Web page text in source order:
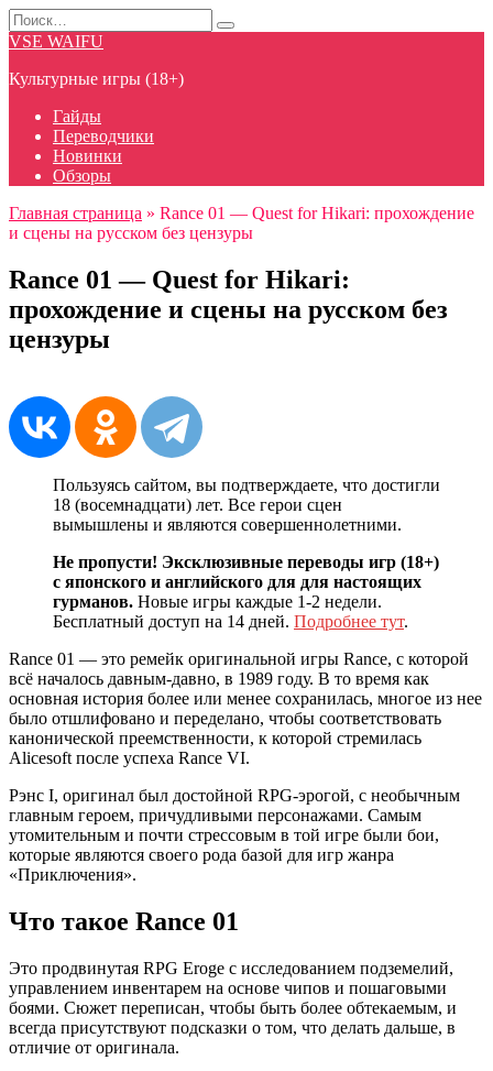
Перейти
к
Search
for:
VSE WAIFU
Культурные игры (18+)
Гайды
Переводчики
Новинки
Обзоры
Главная страница » Rance 01 — Quest for Hikari: прохождение
и сцены на русском без цензуры
Rance 01 — Quest for Hikari:
прохождение и сцены на русском без
цензуры
Пользуясь сайтом, вы подтверждаете, что достигли
18 (восемнадцати) лет. Все герои сцен
вымышлены и являются совершеннолетними.
Не пропусти! Эксклюзивные переводы игр (18+)
с японского и английского для для настоящих
гурманов. Новые игры каждые 1-2 недели.
Бесплатный доступ на 14 дней. Подробнее тут.
Rance 01 — это ремейк оригинальной игры Rance, с которой
всё началось давным-давно, в 1989 году. В то время как
основная история более или менее сохранилась, многое из нее
было отшлифовано и переделано, чтобы соответствовать
канонической преемственности, к которой стремилась
Alicesoft после успеха Rance VI.
Рэнс I, оригинал был достойной RPG-эрогой, с необычным
главным героем, причудливыми персонажами. Самым
утомительным и почти стрессовым в той игре были бои,
которые являются своего рода базой для игр жанра
«Приключения».
Что такое Rance 01
Это продвинутая RPG Eroge с исследованием подземелий,
управлением инвентарем на основе чипов и пошаговыми
боями. Сюжет переписан, чтобы быть более обтекаемым, и
всегда присутствуют подсказки о том, что делать дальше, в
отличие от оригинала.